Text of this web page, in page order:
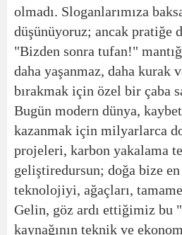
olmadı. Sloganlarımıza
düşünüyoruz; ancak pratiğe
"Bizden sonra tufan!"
daha yaşanmaz, daha kurak
bırakmak için özel bir çaba
Bugün modern dünya,
kazanmak için milyarlarca
projeleri, karbon yakalama
geliştiredursun; doğa bize
teknolojiyi, ağaçları,
Gelin, göz ardı ettiğimiz bu
kaynağının teknik ve